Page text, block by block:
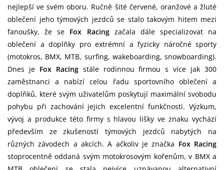
nejlepší ve svém oboru. Ručně šité červené, oranžové a žluté
oblečení jeho týmových jezdců se stalo takovým hitem mezi
fanoušky, že se Fox Racingzačala dále specializovat na
oblečení a doplňky pro extrémní a fyzicky náročné sporty
(motokros, BMX, MTB, surfing, wakeboarding, snowboarding).
Dnes je Fox Racingstále rodinnou firmou s více jak 300
zaměstnanci a nabízí celou řadu sportovního oblečení a
doplňků, které svým uživatelům poskytují maximální svobodu
pohybu při zachování jejich excelentní funkčnosti. Výzkum,
vývoj a produkce této firmy s hlavou lišky ve znaku vychází
především ze zkušeností týmových jezdců nabytých na
různých závodech a akcích. A ačkoliv je značka Fox Racing
stoprocentně oddaná svým motokrosovým kořenům, v BMX a